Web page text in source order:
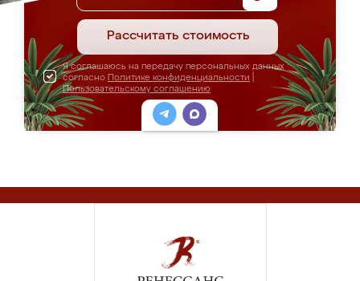
Рассчитать стоимость
Я соглашаюсь на передачу персональных данных
согласно Политике конфиденциальности
Пользовательскому соглашению